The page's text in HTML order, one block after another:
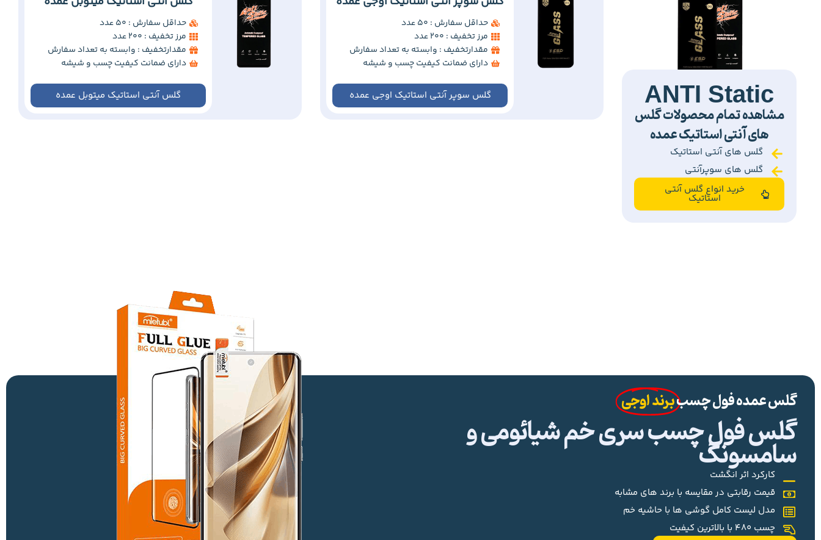
ANTI Static
مشاهده تمام محصولات گلس
های آنتی استاتیک عمده
گلس های آنتی استاتیک
گلس های سوپرآنتی
خرید انواع گلس آنتی
استاتیک
حداقل سفارش : 50 عدد
مرز تخفیف : 200 عدد
مقدارتخفیف : وابسته به تعداد سفارش
دارای ضمانت کیفیت چسب و شیشه
گلس سوپر آنتی استاتیک اوجی عمده
حداقل سفارش : 50 عدد
مرز تخفیف : 200 عدد
مقدارتخفیف : وابسته به تعداد سفارش
دارای ضمانت کیفیت چسب و شیشه
گلس آنتی استاتیک میتوبل عمده
گلس عمده فول چسببرند اوجی
گلس فول چسب سری خم شیائومی و
سامسونگ
کارکرد اثر انگشت
قیمت رقابتی در مقایسه با برند های مشابه
مدل لیست کامل گوشی ها با حاشیه خم
چسب 480 با بالاترین کیفیت